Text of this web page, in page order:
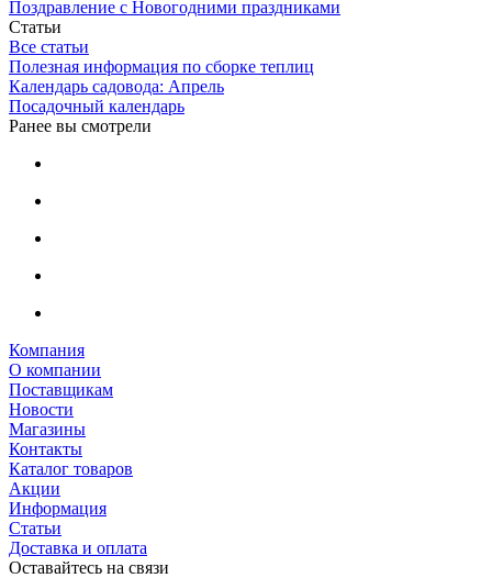
Поздравление с Новогодними праздниками
Статьи
Все статьи
Полезная информация по сборке теплиц
Календарь садовода: Апрель
Посадочный календарь
Ранее вы смотрели
Компания
О компании
Поставщикам
Новости
Магазины
Контакты
Каталог товаров
Акции
Информация
Статьи
Доставка и оплата
Оставайтесь на связи